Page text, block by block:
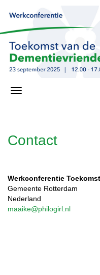
Contact
Werkconferentie
Gemeente Rotterdam
Nederland
maaike@philogirl.nl